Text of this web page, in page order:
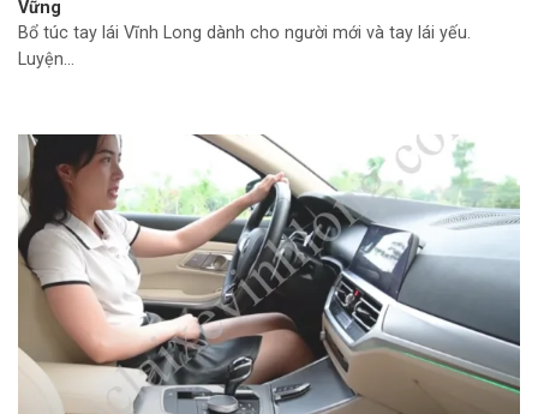
Vững
Bổ túc tay lái Vĩnh Long dành cho người mới và tay lái yếu.
Luyện...